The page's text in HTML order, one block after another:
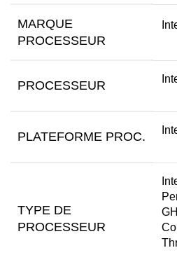
MARQUE
PROCESSEUR
PROCESSEUR
PLATEFORME PROC.
TYPE DE
PROCESSEUR